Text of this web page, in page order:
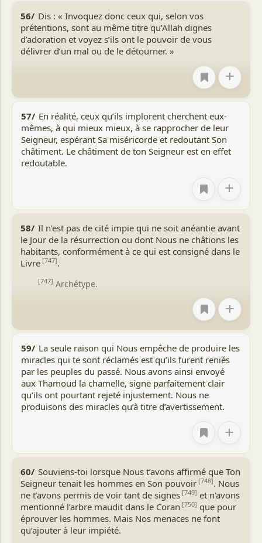
56/ Dis : « Invoquez donc ceux qui, selon vos
prétentions, sont au même titre qu’Allah dignes
d’adoration et voyez s’ils ont le pouvoir de vous
délivrer d’un mal ou de le détourner. »
+
57/ En réalité, ceux qu’ils implorent cherchent eux-
mêmes, à qui mieux mieux, à se rapprocher de leur
Seigneur, espérant Sa miséricorde et redoutant Son
châtiment. Le châtiment de ton Seigneur est en effet
redoutable.
+
58/ Il n’est pas de cité impie qui ne soit anéantie avant
le Jour de la résurrection ou dont Nous ne châtions les
habitants, conformément à ce qui est consigné dans le
Livre [747].
[747] Archétype.
+
59/ La seule raison qui Nous empêche de produire les
miracles qui te sont réclamés est qu’ils furent reniés
par les peuples du passé. Nous avons ainsi envoyé
aux Thamoud la chamelle, signe parfaitement clair
qu’ils ont pourtant rejeté injustement. Nous ne
produisons des miracles qu’à titre d’avertissement.
+
60/ Souviens-toi lorsque Nous t’avons affirmé que Ton
Seigneur tenait les hommes en Son pouvoir [748]. Nous
ne t’avons permis de voir tant de signes [749] et n’avons
mentionné l’arbre maudit dans le Coran [750] que pour
éprouver les hommes. Mais Nos menaces ne font
qu’ajouter à leur impiété.